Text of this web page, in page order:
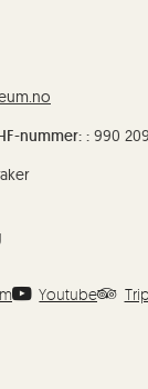
nummer: : 990
Youtube